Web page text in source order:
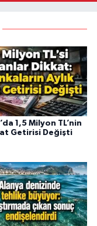
1,5 Milyon TL’nin
Getirisi Değişti